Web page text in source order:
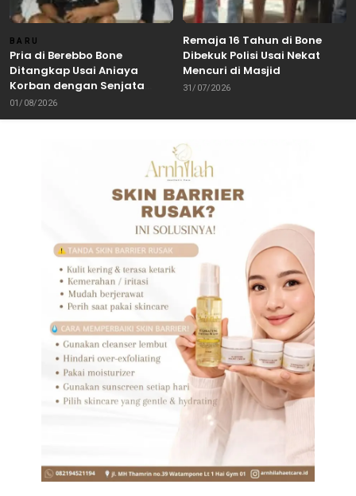
BARU
Pria di Berebbo Bone
Ditangkap Usai Aniaya
Korban dengan Senjata
Tajam
01/08/2026
Remaja 16 Tahun di Bone
Dibekuk Polisi Usai Nekat
Mencuri di Masjid
31/07/2026